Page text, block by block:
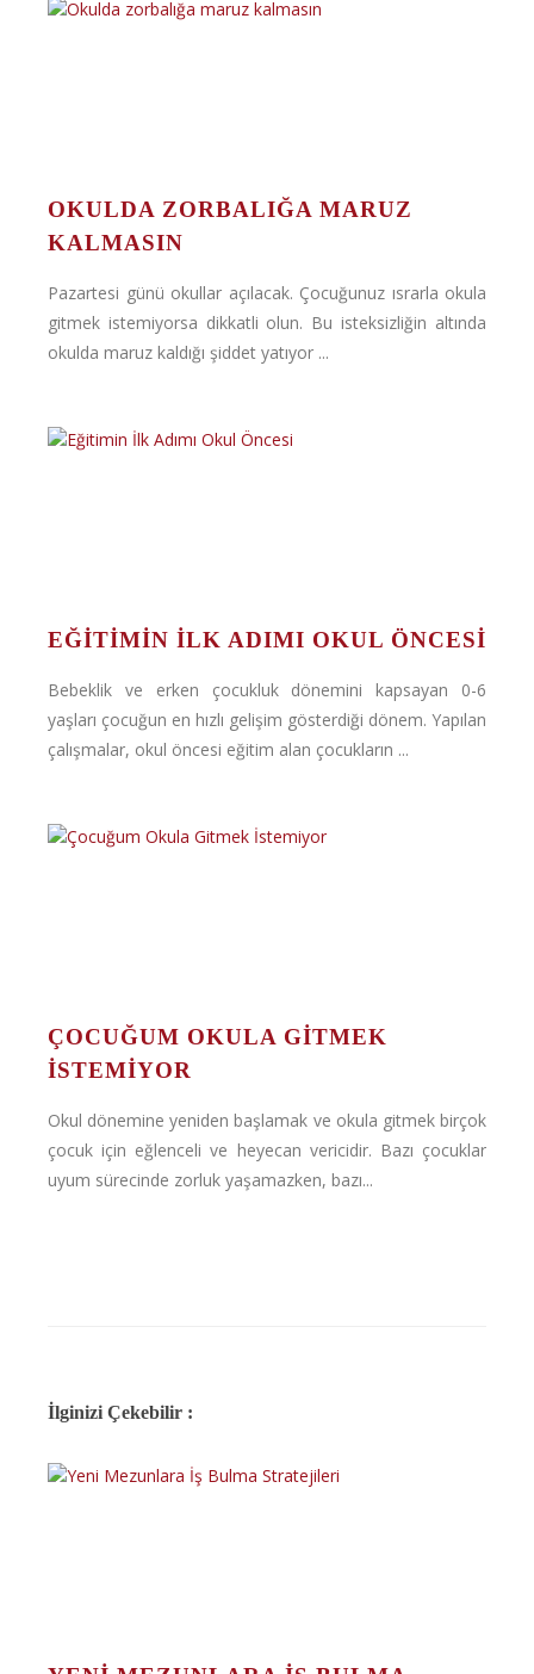
OKULDA ZORBALIĞA MARUZ
KALMASIN
Pazartesi günü okullar açılacak. Çocuğunuz ısrarla okula
gitmek istemiyorsa dikkatli olun. Bu isteksizliğin altında
okulda maruz kaldığı şiddet yatıyor ...
EĞITIMIN İLK ADIMI OKUL ÖNCESI
Bebeklik ve erken çocukluk dönemini kapsayan 0-6
yaşları çocuğun en hızlı gelişim gösterdiği dönem. Yapılan
çalışmalar, okul öncesi eğitim alan çocukların ...
ÇOCUĞUM OKULA GITMEK
İSTEMIYOR
Okul dönemine yeniden başlamak ve okula gitmek birçok
çocuk için eğlenceli ve heyecan vericidir. Bazı çocuklar
uyum sürecinde zorluk yaşamazken, bazı...
İlginizi Çekebilir :